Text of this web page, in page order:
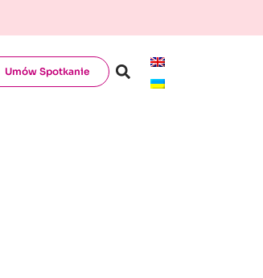
Umów Spotkanie